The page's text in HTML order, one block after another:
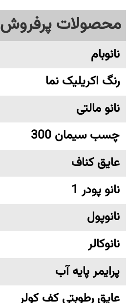
محصولات پرفروش
نانوبام
رنگ اکریلیک نما
نانو مالتی
چسب سیمان 300
عایق کناف
نانو پودر 1
نانوپول
نانوکالر
پرایمر پایه آب
عایق رطوبتی کف کولر